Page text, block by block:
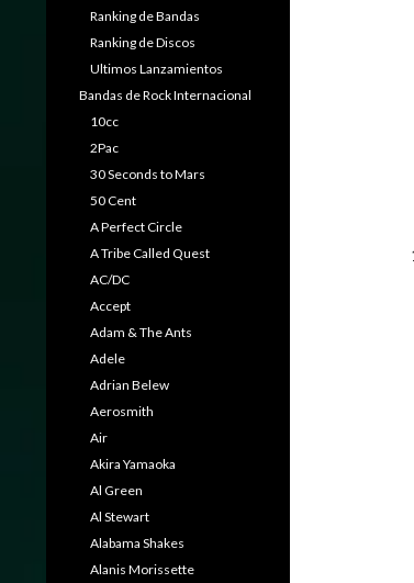
Ranking de Bandas
Ranking de Discos
Ultimos Lanzamientos
Bandas de Rock Internacional
10cc
2Pac
30 Seconds to Mars
50 Cent
A Perfect Circle
A Tribe Called Quest
AC/DC
Accept
Adam & The Ants
Adele
Adrian Belew
Aerosmith
Air
Akira Yamaoka
Al Green
Al Stewart
Alabama Shakes
Alanis Morissette